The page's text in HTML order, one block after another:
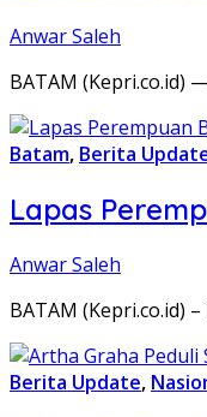
Anwar Saleh
BATAM (Kepri.co.id)
Batam, Berita
Lapas
Anwar Saleh
BATAM (Kepri.co.id)
Berita Update,